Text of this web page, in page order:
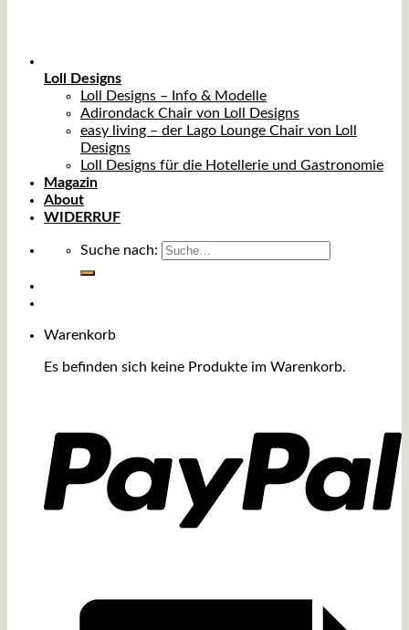
Loll Designs
Loll Designs – Info & Modelle
Adirondack Chair von Loll Designs
easy living – der Lago Lounge Chair von Loll
Designs
Loll Designs für die Hotellerie und Gastronomie
Magazin
About
WIDERRUF
Suche nach:
Warenkorb
Es befinden sich keine Produkte im Warenkorb.